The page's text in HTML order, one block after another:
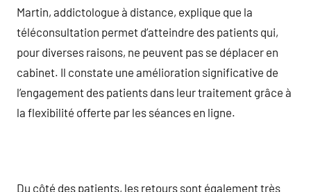
Martin, addictologue à distance, explique que la
téléconsultation permet d’atteindre des patients qui,
pour diverses raisons, ne peuvent pas se déplacer en
cabinet. Il constate une amélioration significative de
l’engagement des patients dans leur traitement grâce à
la flexibilité offerte par les séances en ligne.
Du côté des patients, les retours sont également très